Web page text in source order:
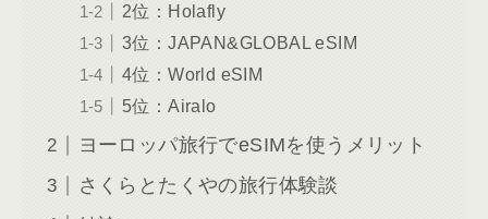
2位：Holafly
3位：JAPAN&GLOBAL eSIM
4位：World eSIM
5位：Airalo
ヨーロッパ旅行でeSIMを使うメリット
さくらとたくやの旅行体験談